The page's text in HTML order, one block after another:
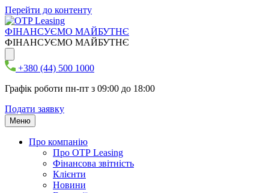
Перейти до контенту
ФІНАНСУЄМО МАЙБУТНЄ
ФІНАНСУЄМО МАЙБУТНЄ
+380 (44) 500 1000
Графік роботи пн-пт з 09:00 до 18:00
Подати заявку
Меню
Про компанію
Про ОТР Leasing
Фінансова звітність
Клієнти
Новини